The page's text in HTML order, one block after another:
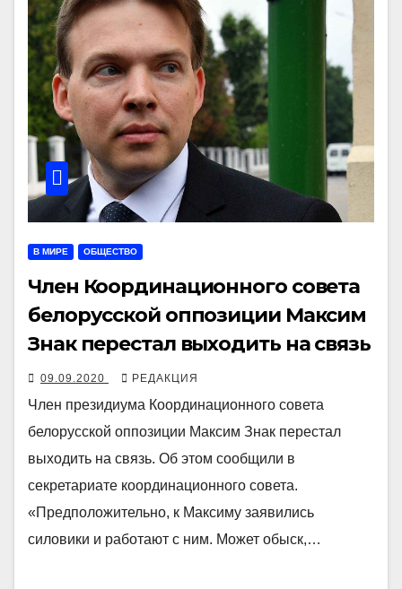
В МИРЕ ОБЩЕСТВО
Член Координационного совета
белорусской оппозиции Максим
Знак перестал выходить на связь
09.09.2020 РЕДАКЦИЯ
Член президиума Координационного совета
белорусской оппозиции Максим Знак перестал
выходить на связь. Об этом сообщили в
секретариате координационного совета.
«Предположительно, к Максиму заявились
силовики и работают с ним. Может обыск,…